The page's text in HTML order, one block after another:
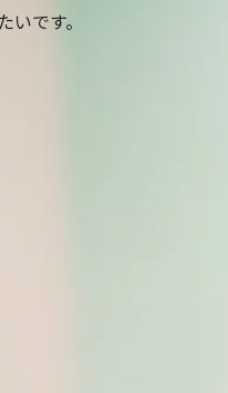
です。